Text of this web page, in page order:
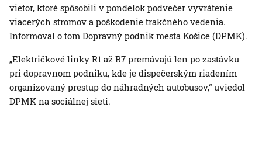
vietor, ktoré spôsobili v pondelok podvečer vyvrátenie
viacerých stromov a poškodenie trakčného vedenia.
Informoval o tom Dopravný podnik mesta Košice (DPMK).
„Električkové linky R1 až R7 premávajú len po zastávku
pri dopravnom podniku, kde je dispečerským riadením
organizovaný prestup do náhradných autobusov,“ uviedol
DPMK na sociálnej sieti.